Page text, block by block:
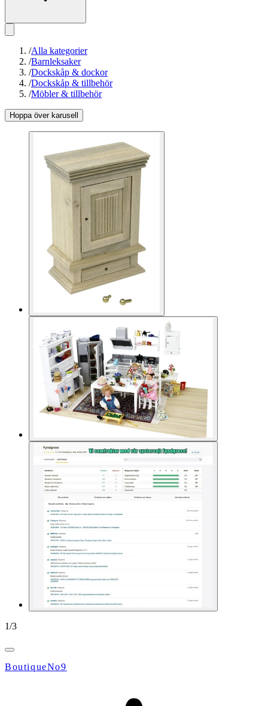
/Alla kategorier
/Barnleksaker
/Dockskåp & dockor
/Dockskåp & tillbehör
/Möbler & tillbehör
Hoppa över karusell
1/3
BoutiqueNo9